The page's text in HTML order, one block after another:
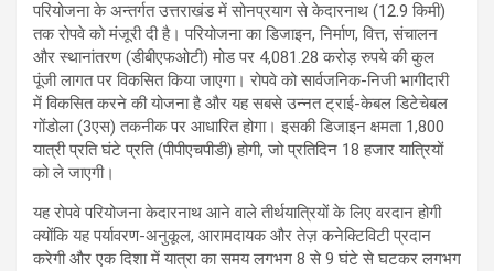
परियोजना के अन्तर्गत उत्तराखंड में सोनप्रयाग से केदारनाथ (12.9 किमी)
तक रोपवे को मंजूरी दी है। परियोजना का डिजाइन, निर्माण, वित्त, संचालन
और स्थानांतरण (डीबीएफओटी) मोड पर 4,081.28 करोड़ रुपये की कुल
पूंजी लागत पर विकसित किया जाएगा। रोपवे को सार्वजनिक-निजी भागीदारी
में विकसित करने की योजना है और यह सबसे उन्नत ट्राई-केबल डिटेचेबल
गोंडोला (3एस) तकनीक पर आधारित होगा। इसकी डिजाइन क्षमता 1,800
यात्री प्रति घंटे प्रति (पीपीएचपीडी) होगी, जो प्रतिदिन 18 हजार यात्रियों
को ले जाएगी।
यह रोपवे परियोजना केदारनाथ आने वाले तीर्थयात्रियों के लिए वरदान होगी
क्योंकि यह पर्यावरण-अनुकूल, आरामदायक और तेज़ कनेक्टिविटी प्रदान
करेगी और एक दिशा में यात्रा का समय लगभग 8 से 9 घंटे से घटकर लगभग